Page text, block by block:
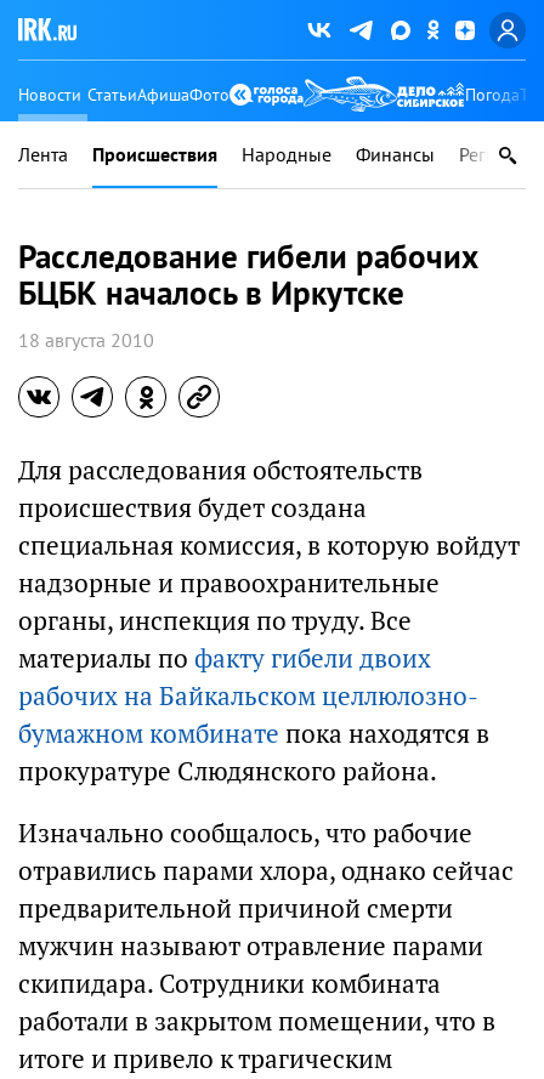
Новости СтатьиАфишаФото Погода
Лента Происшествия Народные Финансы Регионы
Расследование гибели рабочих
БЦБК началось в Иркутске
18 августа 2010
Для расследования обстоятельств
происшествия будет создана
специальная комиссия, в которую войдут
надзорные и правоохранительные
органы, инспекция по труду. Все
материалы по факту гибели двоих
рабочих на Байкальском целлюлозно-
бумажном комбинате пока находятся в
прокуратуре Слюдянского района.
Изначально сообщалось, что рабочие
отравились парами хлора, однако сейчас
предварительной причиной смерти
мужчин называют отравление парами
скипидара. Сотрудники комбината
работали в закрытом помещении, что в
итоге и привело к трагическим